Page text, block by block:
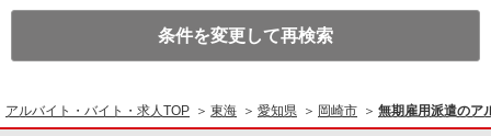
条件を変更して再検索
アルバイト・バイト・求人TOP 東海 愛知県 岡崎市 無期雇用派遣のア